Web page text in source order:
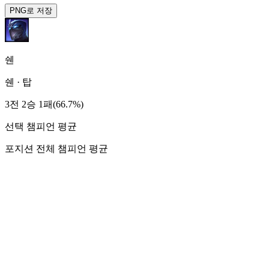
PNG로 저장
쉔
쉔 · 탑
3전 2승 1패(66.7%)
선택 챔피언 평균
포지션 전체 챔피언 평균